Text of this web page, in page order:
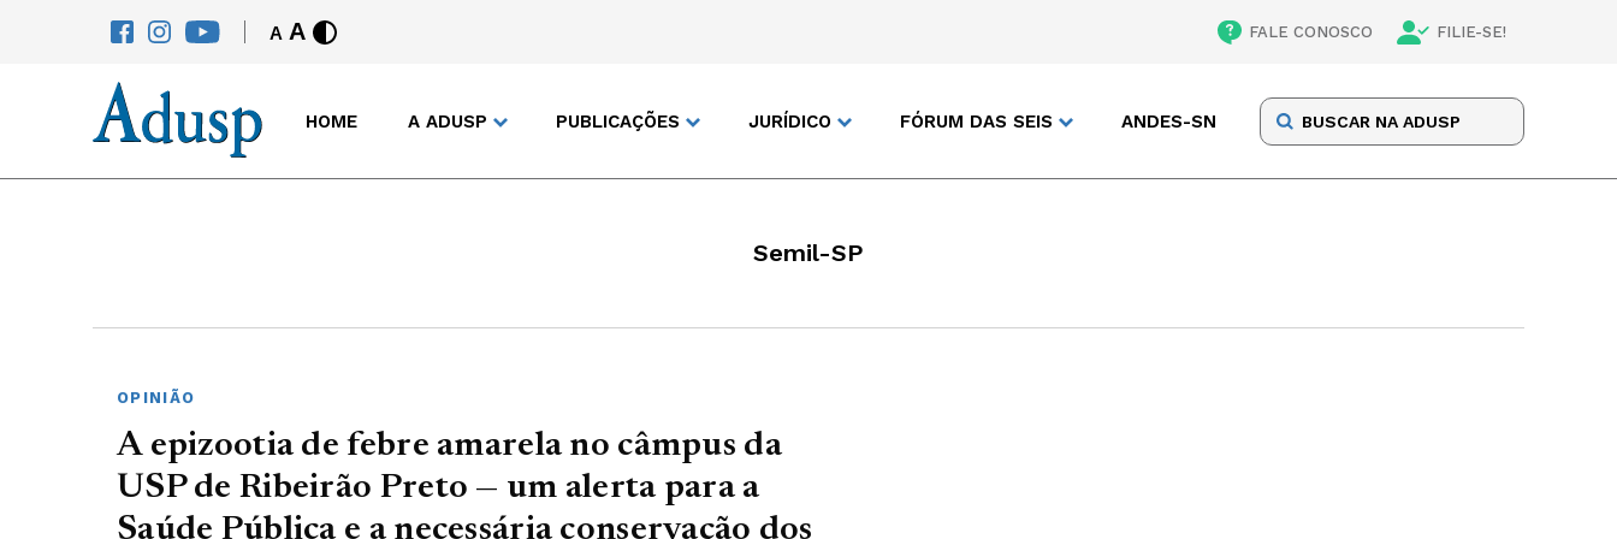
A A FALE CONOSCO FILIE-SE!
HOME A ADUSP PUBLICAÇÕES JURÍDICO FÓRUM DAS SEIS ANDES-SN
Semil-SP
OPINIÃO
A epizootia de febre amarela no câmpus da
USP de Ribeirão Preto — um alerta para a
Saúde Pública e a necessária conservação dos